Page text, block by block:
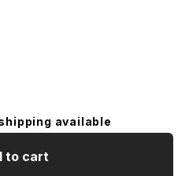
available
to cart